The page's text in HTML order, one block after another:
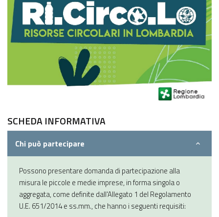
SCHEDA INFORMATIVA
Chi può partecipare
Possono presentare domanda di partecipazione alla
misura le piccole e medie imprese, in forma singola o
aggregata, come definite dall'Allegato 1 del Regolamento
U.E. 651/2014 e ss.mm., che hanno i seguenti requisiti: